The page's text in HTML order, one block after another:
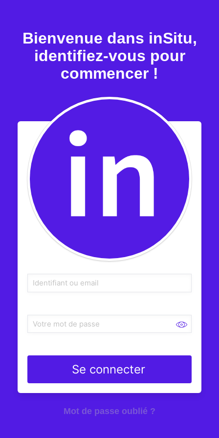
Bienvenue dans inSitu,
identifiez-vous pour
commencer !
Se connecter
Mot de passe oublié ?